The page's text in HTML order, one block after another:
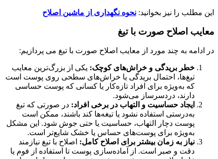
این مطلب را نیز بخوانید: نحوه نگهداری از ماشین اصلاح
معایب اصلاح صورت با تیغ
در ادامه به چند مورد از معایب اصلاح صورت با تیغ می پردازیم:
خطر بریدگی و خراش‌های کوچک: یکی از بزرگ‌ترین معایب
تیغ‌ها، احتمال بریدگی یا خراش‌های سطحی روی پوست است
که به‌ویژه برای افراد تازه‌کار یا کسانی که پوست حساسی
دارند، دردسرساز می‌شود.
ایجاد حساسیت و التهاب در برخی افراد: در صورتی که تیغ
به‌درستی استفاده نشود یا تیغه‌ها کند باشند، ممکن است
پوست دچار التهاب، حساسیت یا حتی جوش شود. این مشکل
به‌ویژه برای پوست‌های حساس یا خشک شایع‌تر است.
نیاز به زمان بیشتر برای اصلاح کامل: اصلاح با تیغ نیازمند
دقت و صبر است. از آماده‌سازی پوست تا استفاده از فوم یا